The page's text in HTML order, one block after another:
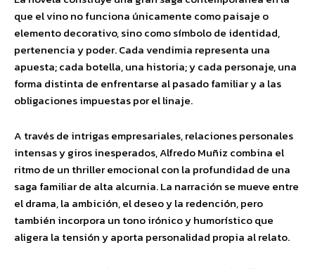
que el vino no funciona únicamente como paisaje o
elemento decorativo, sino como símbolo de identidad,
pertenencia y poder. Cada vendimia representa una
apuesta; cada botella, una historia; y cada personaje, una
forma distinta de enfrentarse al pasado familiar y a las
obligaciones impuestas por el linaje.
A través de intrigas empresariales, relaciones personales
intensas y giros inesperados, Alfredo Muñiz combina el
ritmo de un thriller emocional con la profundidad de una
saga familiar de alta alcurnia. La narración se mueve entre
el drama, la ambición, el deseo y la redención, pero
también incorpora un tono irónico y humorístico que
aligera la tensión y aporta personalidad propia al relato.